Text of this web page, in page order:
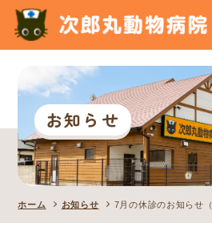
お知らせ
ホーム お知らせ 7月の休診のお知らせ